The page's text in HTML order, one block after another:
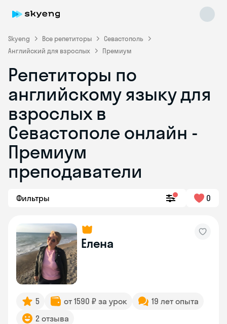
Skyeng Все репетиторы
Севастополь
Английский для взрослых
Премиум
Репетиторы по
английскому языку для
взрослых в
Севастополе онлайн -
Премиум
преподаватели
Фильтры 0
Елена
5 от 1590 ₽ за урок
19 лет опыта
2 отзыва
Skyeng Chat